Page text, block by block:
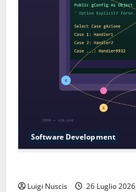
Software Development
Luigi Nuscis 26 Luglio 2026